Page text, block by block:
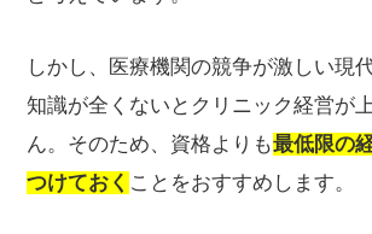
しかし、医療機関の競争が激しい現
知識が全くないとクリニック経営が
ん。そのため、資格よりも最低限の
つけておく ことをおすすめします。